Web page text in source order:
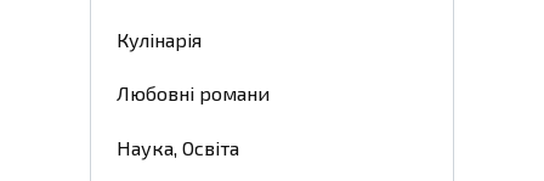
Кулінарія
Любовні романи
Наука, Освіта